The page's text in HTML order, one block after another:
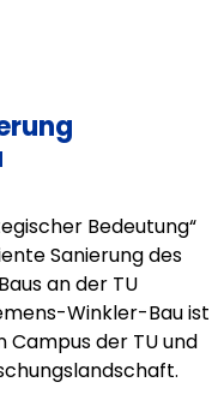
Bedeutung“
Sanierung des
an der TU
Winkler-Bau ist
der TU und